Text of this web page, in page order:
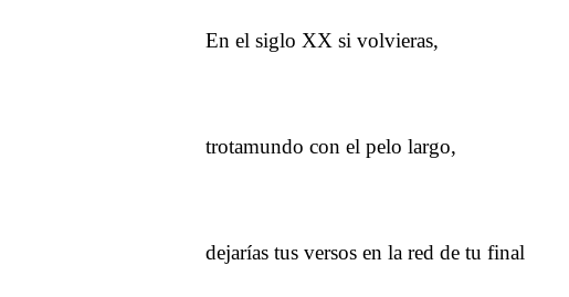
En el siglo XX si volvieras,
trotamundo con el pelo largo,
dejarías tus versos en la red de tu final